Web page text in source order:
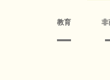
教育 非